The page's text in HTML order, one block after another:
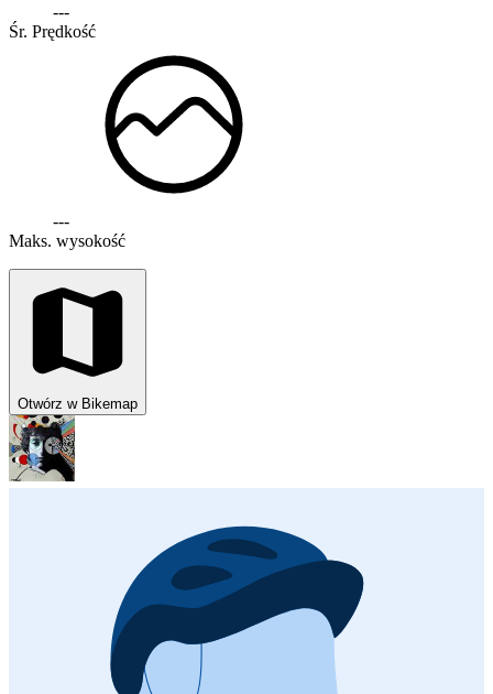
---
Śr. Prędkość
---
Maks. wysokość
Otwórz w Bikemap